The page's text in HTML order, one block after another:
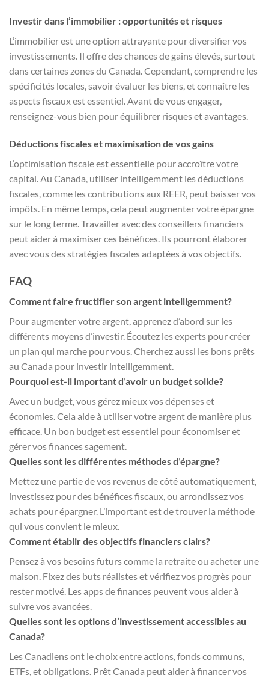
Investir dans l’immobilier : opportunités et risques
L’immobilier est une option attrayante pour diversifier vos
investissements. Il offre des chances de gains élevés, surtout
dans certaines zones du Canada. Cependant, comprendre les
spécificités locales, savoir évaluer les biens, et connaître les
aspects fiscaux est essentiel. Avant de vous engager,
renseignez-vous bien pour équilibrer risques et avantages.
Déductions fiscales et maximisation de vos gains
L’optimisation fiscale est essentielle pour accroître votre
capital. Au Canada, utiliser intelligemment les déductions
fiscales, comme les contributions aux REER, peut baisser vos
impôts. En même temps, cela peut augmenter votre épargne
sur le long terme. Travailler avec des conseillers financiers
peut aider à maximiser ces bénéfices. Ils pourront élaborer
avec vous des stratégies fiscales adaptées à vos objectifs.
FAQ
Comment faire fructifier son argent intelligemment?
Pour augmenter votre argent, apprenez d’abord sur les
différents moyens d’investir. Écoutez les experts pour créer
un plan qui marche pour vous. Cherchez aussi les bons prêts
au Canada pour investir intelligemment.
Pourquoi est-il important d’avoir un budget solide?
Avec un budget, vous gérez mieux vos dépenses et
économies. Cela aide à utiliser votre argent de manière plus
efficace. Un bon budget est essentiel pour économiser et
gérer vos finances sagement.
Quelles sont les différentes méthodes d’épargne?
Mettez une partie de vos revenus de côté automatiquement,
investissez pour des bénéfices fiscaux, ou arrondissez vos
achats pour épargner. L’important est de trouver la méthode
qui vous convient le mieux.
Comment établir des objectifs financiers clairs?
Pensez à vos besoins futurs comme la retraite ou acheter une
maison. Fixez des buts réalistes et vérifiez vos progrès pour
rester motivé. Les apps de finances peuvent vous aider à
suivre vos avancées.
Quelles sont les options d’investissement accessibles au
Canada?
Les Canadiens ont le choix entre actions, fonds communs,
ETFs, et obligations. Prêt Canada peut aider à financer vos